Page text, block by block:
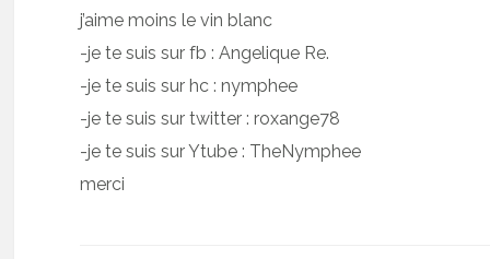
j’aime moins le vin blanc
-je te suis sur fb : Angelique Re.
-je te suis sur hc : nymphee
-je te suis sur twitter : roxange78
-je te suis sur Ytube : TheNymphee
merci